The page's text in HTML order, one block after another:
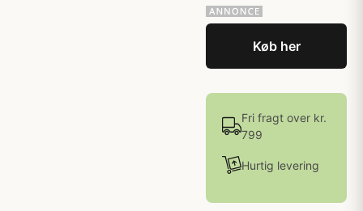
Køb her
Fri fragt over kr.
799
Hurtig levering